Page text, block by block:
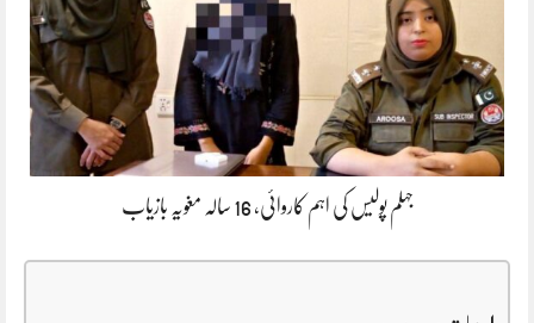
جہلم پولیس کی اہم کاروائی، 16 سالہ مغویہ بازیاب